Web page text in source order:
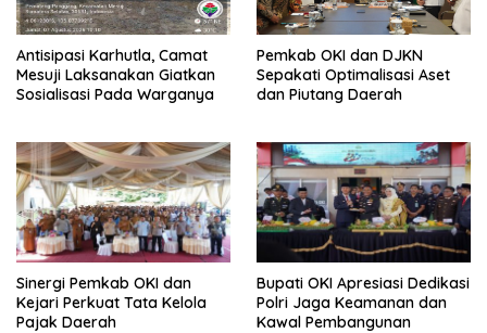
Antisipasi Karhutla, Camat
Mesuji Laksanakan Giatkan
Sosialisasi Pada Warganya
Pemkab OKI dan DJKN
Sepakati Optimalisasi Aset
dan Piutang Daerah
Sinergi Pemkab OKI dan
Kejari Perkuat Tata Kelola
Pajak Daerah
Bupati OKI Apresiasi Dedikasi
Polri Jaga Keamanan dan
Kawal Pembangunan